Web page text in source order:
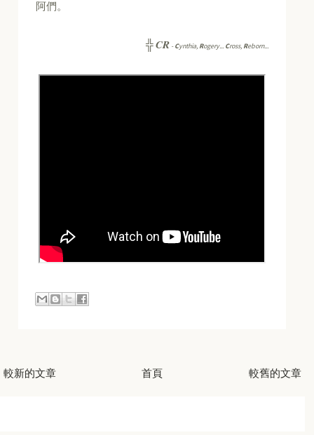
阿們。
╬CR -Cynthia, Rogery... Cross, Reborn...
較新的文章 較舊的文章
首頁